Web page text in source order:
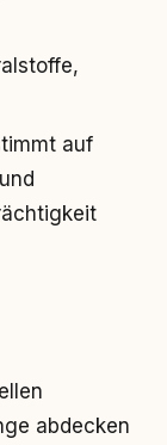
auf
abdecken